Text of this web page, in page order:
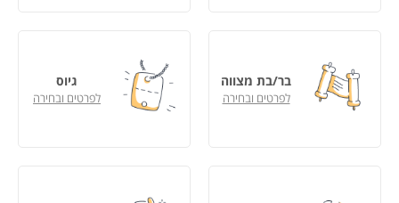
בר/בת מצווה
לפרטים ובחירה
גיוס
לפרטים ובחירה